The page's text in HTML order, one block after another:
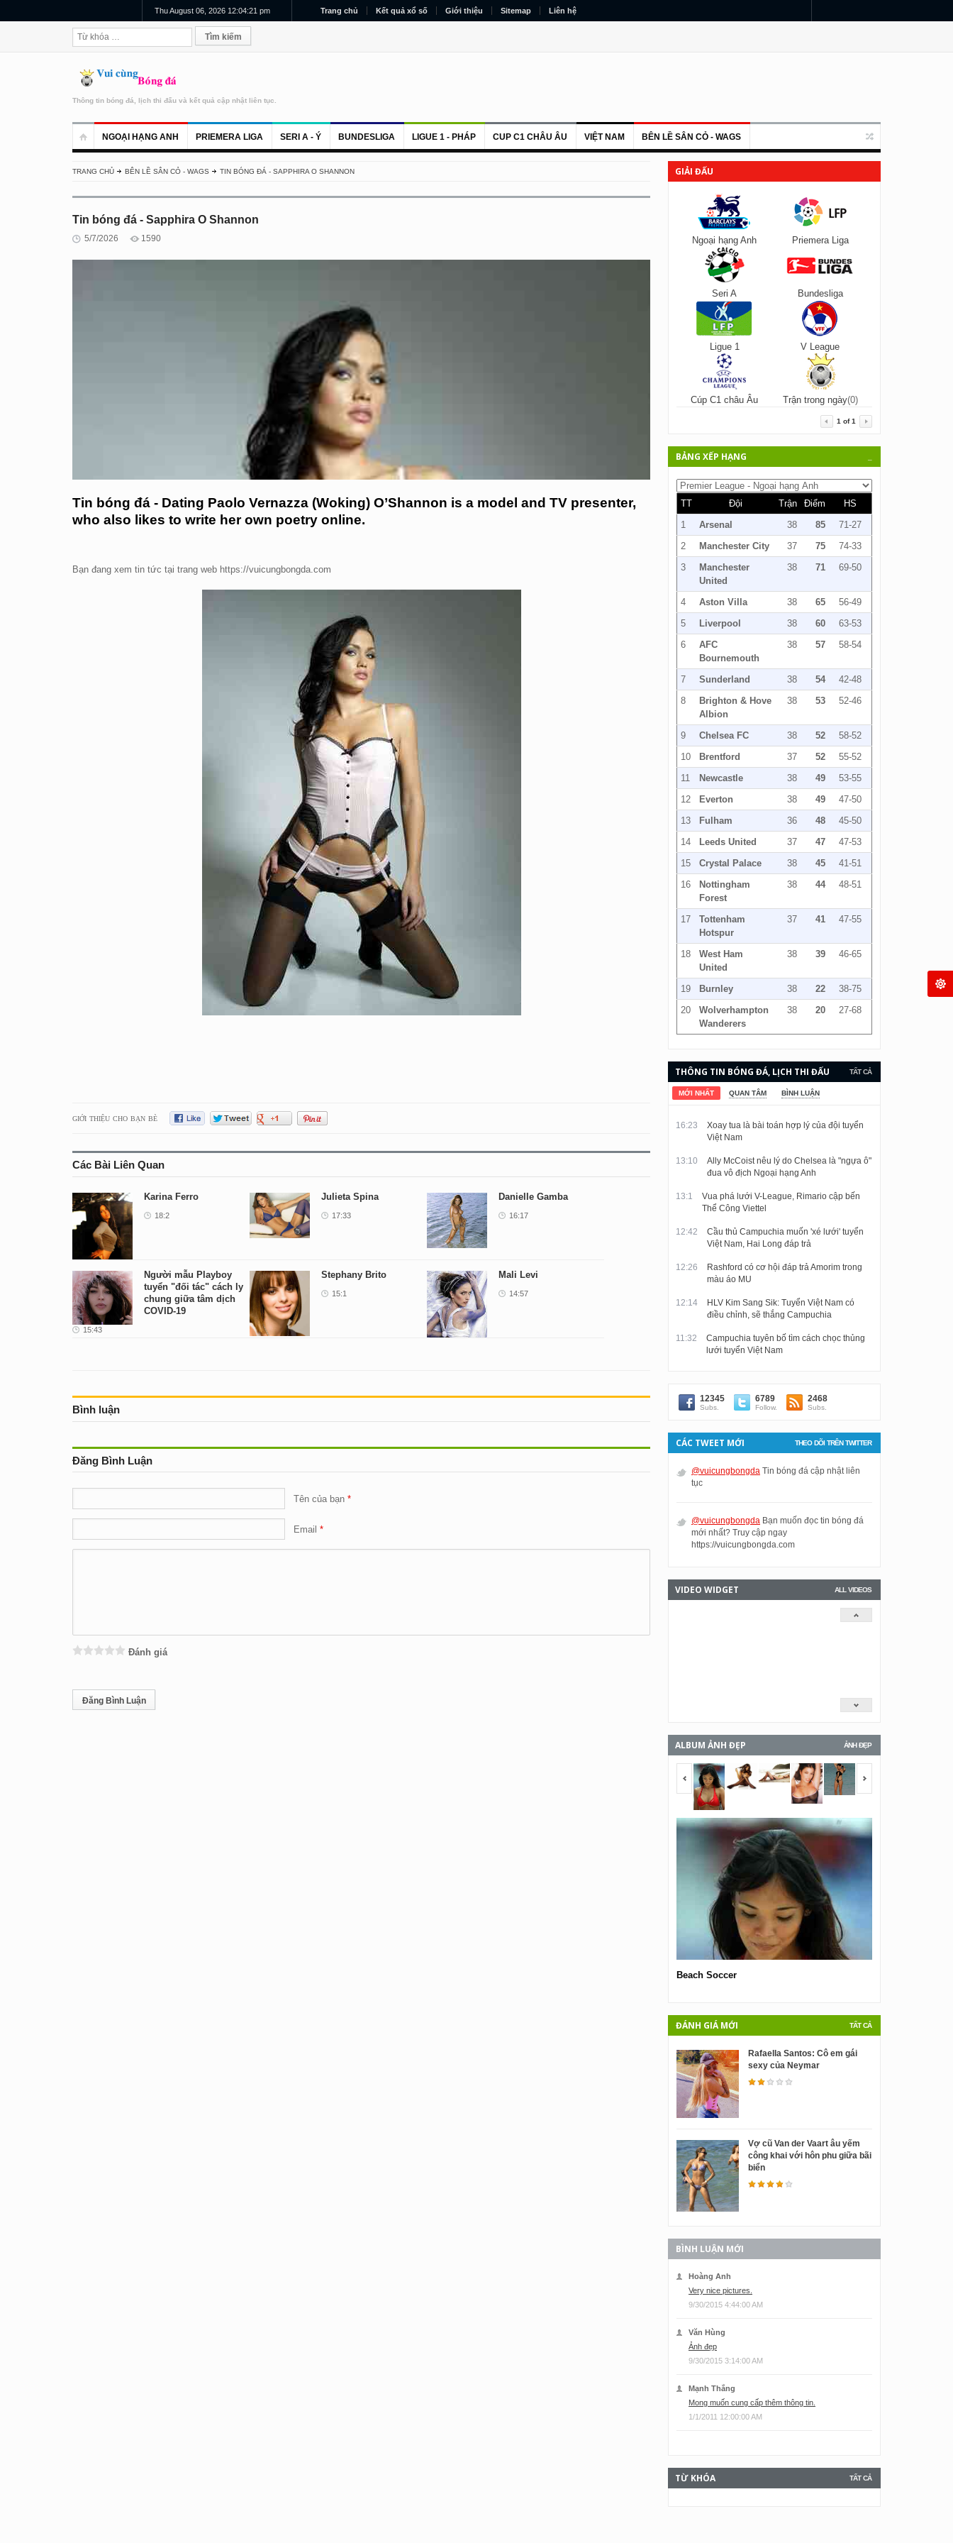
Thu August 06, 2026 12:04:21 pm Trang chủ Kết quả xổ số Giới thiệu Sitemap Liên hệ
Thông tin bóng đá, lịch thi đấu và kết quả cập nhật liên tục.
NGOẠI HẠNG ANH PRIEMERA LIGA SERI A - Ý BUNDESLIGA LIGUE 1 - PHÁP CUP C1 CHÂU ÂU VIỆT NAM BÊN LỀ SÂN CỎ - WAGS
TRANG CHỦ BÊN LỀ SÂN CỎ - WAGS TIN BÓNG ĐÁ - SAPPHIRA O SHANNON
Tin bóng đá - Sapphira O Shannon
5/7/2026 1590
Tin bóng đá - Dating Paolo Vernazza (Woking) O’Shannon is a model and TV presenter,
who also likes to write her own poetry online.
Bạn đang xem tin tức tại trang web https://vuicungbongda.com
GIỚI THIỆU CHO BẠN BÈ
Các Bài Liên Quan
Karina Ferro
18:2
Julieta Spina
17:33
Danielle Gamba
16:17
Người mẫu Playboy
tuyển "đối tác" cách ly
chung giữa tâm dịch
COVID-19
15:43
Stephany Brito
15:1
Mali Levi
14:57
Bình luận
Đăng Bình Luận
Tên của bạn
Email
Đánh giá
GIẢI ĐẤU
Ngoại hạng Anh Priemera Liga
Seri A Bundesliga
Ligue 1 V League
Cúp C1 châu Âu Trận trong ngày(0)
1 of1
BẢNG XẾP HẠNG
TT Đội Trận Điểm
HS
1
Arsenal 38 85
71-27
2
Manchester City 37 75
74-33
3
Manchester
United
38 71 69-50
4 Aston Villa 38 65
56-49
5
Liverpool 38 60
63-53
6
AFC
Bournemouth
38 57 58-54
7 Sunderland 38 54
42-48
8
Brighton & Hove
Albion
38 53 52-46
9 Chelsea FC 38 52
58-52
10
Brentford 37 52
55-52
11
Newcastle 38 49
53-55
12
Everton 38 49
47-50
13
Fulham 36 48
45-50
14
Leeds United 37 47
47-53
15
Crystal Palace 38 45
41-51
16
Nottingham
Forest
38 44 48-51
17
Tottenham
Hotspur
37 41 47-55
18
West Ham
United
38 39 46-65
19 Burnley 38 22
38-75
20
Wolverhampton
Wanderers
38 20 27-68
TẤT CẢ
THÔNG TIN BÓNG ĐÁ, LỊCH THI ĐẤU
VÀ KẾT QUẢ CẬP NHẬT LIÊN TỤC.
MỚI NHẤT QUAN TÂM BÌNH LUẬN
16:23
Xoay tua là bài toán hợp lý của đội tuyển
Việt Nam
13:10
Ally McCoist nêu lý do Chelsea là "ngựa ô"
đua vô địch Ngoại hạng Anh
13:1
Vua phá lưới V-League, Rimario cập bến
Thể Công Viettel
12:42
Cầu thủ Campuchia muốn 'xé lưới' tuyển
Việt Nam, Hai Long đáp trả
12:26
Rashford có cơ hội đáp trả Amorim trong
màu áo MU
12:14
HLV Kim Sang Sik: Tuyển Việt Nam có
điều chỉnh, sẽ thắng Campuchia
11:32
Campuchia tuyên bố tìm cách chọc thủng
lưới tuyển Việt Nam
12345
Subs.
6789
Follow.
2468
Subs.
THEO DÕI TRÊN TWITTER
CÁC TWEET MỚI
@vuicungbongda Tin bóng đá cập nhật liên
tục
@vuicungbongda Bạn muốn đọc tin bóng đá
mới nhất? Truy cập ngay
https://vuicungbongda.com
ALL VIDEOS
VIDEO WIDGET
ẢNH ĐẸP
ALBUM ẢNH ĐẸP
<span></span>
Beach Soccer
TẤT CẢ
ĐÁNH GIÁ MỚI
Rafaella Santos: Cô em gái
sexy của Neymar
Vợ cũ Van der Vaart âu yếm
công khai với hôn phu giữa bãi
biển
BÌNH LUẬN MỚI
Hoàng Anh
Very nice pictures.
9/30/2015 4:44:00 AM
Văn Hùng
Ảnh đẹp
9/30/2015 3:14:00 AM
Mạnh Thắng
Mong muốn cung cấp thêm thông tin.
1/1/2011 12:00:00 AM
TẤT CẢ
TỪ KHÓA